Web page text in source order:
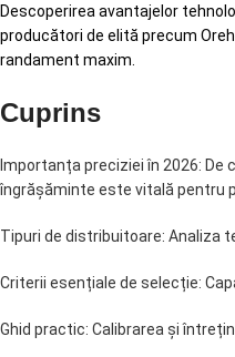
Descoperirea avantajelor
producători de elită precum
randament maxim.
Cuprins
Importanța preciziei în 2026: De
îngrășăminte este vitală pentru
Tipuri de distribuitoare: Analiza
Criterii esențiale de selecție:
Ghid practic: Calibrarea și